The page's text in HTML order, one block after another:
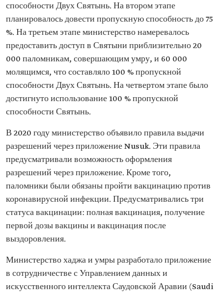
способности Двух Святынь. На втором этапе
планировалось довести пропускную способность до 75
%. На третьем этапе министерство намеревалось
предоставить доступ в Святыни приблизительно 20
000 паломникам, совершающим умру, и 60 000
молящимся, что составляло 100 % пропускной
способности Двух Святынь. На четвертом этапе было
достигнуто использование 100 % пропускной
способности Святынь.
В 2020 году министерство объявило правила выдачи
разрешений через приложение Nusuk. Эти правила
предусматривали возможность оформления
разрешений через приложение. Кроме того,
паломники были обязаны пройти вакцинацию против
коронавирусной инфекции. Предусматривались три
статуса вакцинации: полная вакцинация, получение
первой дозы вакцины и вакцинация после
выздоровления.
Министерство хаджа и умры разработало приложение
в сотрудничестве с Управлением данных и
искусственного интеллекта Саудовской Аравии (Saudi